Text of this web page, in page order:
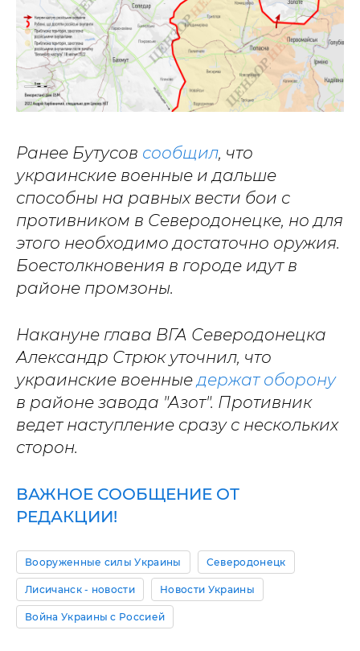
Ранее Бутусов сообщил, что
украинские военные и дальше
способны на равных вести бои с
противником в Северодонецке, но для
этого необходимо достаточно оружия.
Боестолкновения в городе идут в
районе промзоны.
Накануне глава ВГА Северодонецка
Александр Стрюк уточнил, что
украинские военные держат оборону
в районе завода "Азот". Противник
ведет наступление сразу с нескольких
сторон.
ВАЖНОЕ СООБЩЕНИЕ ОТ
РЕДАКЦИИ!
Вооруженные силы Украины Северодонецк
Лисичанск - новости Новости Украины
Война Украины с Россией